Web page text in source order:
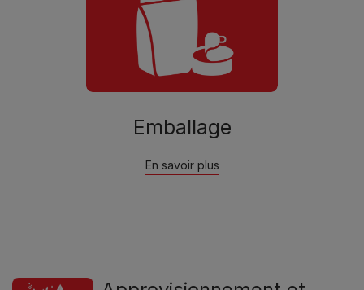
Emballage
En savoir plus